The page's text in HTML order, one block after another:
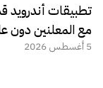
تطبيقات أندرويد
مع المعلنين دون
5 أغسطس 2026